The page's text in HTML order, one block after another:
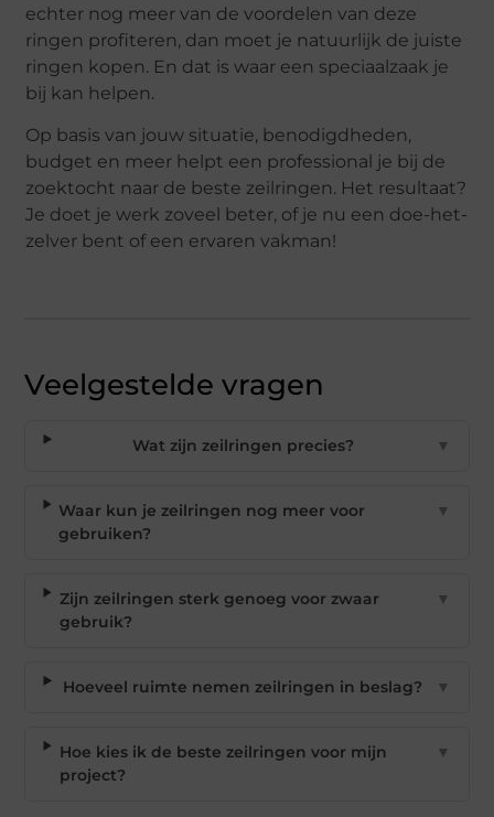
echter nog meer van de voordelen van deze
ringen profiteren, dan moet je natuurlijk de juiste
ringen kopen. En dat is waar een speciaalzaak je
bij kan helpen.
Op basis van jouw situatie, benodigdheden,
budget en meer helpt een professional je bij de
zoektocht naar de beste zeilringen. Het resultaat?
Je doet je werk zoveel beter, of je nu een doe-het-
zelver bent of een ervaren vakman!
Veelgestelde vragen
Wat zijn zeilringen precies? ▼
Waar kun je zeilringen nog meer voor
gebruiken?
▼
Zijn zeilringen sterk genoeg voor zwaar
gebruik?
▼
Hoeveel ruimte nemen zeilringen in beslag? ▼
Hoe kies ik de beste zeilringen voor mijn
project?
▼